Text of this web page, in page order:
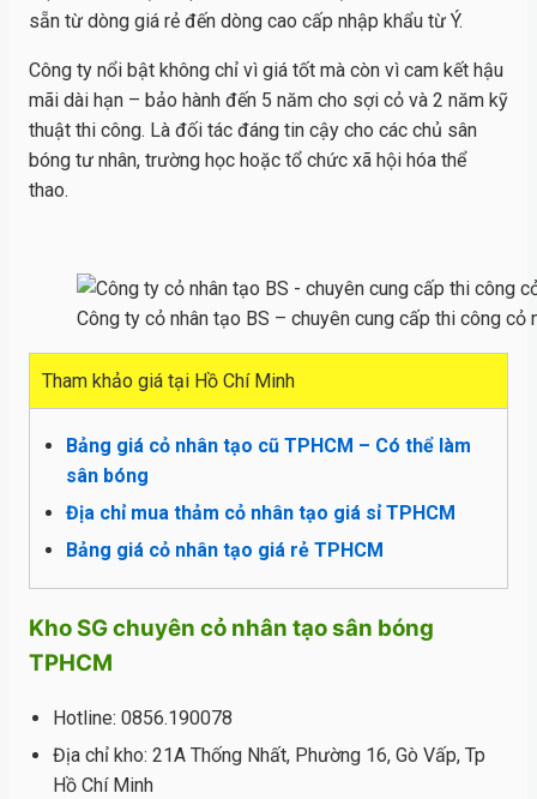
sẵn từ dòng giá rẻ đến dòng cao cấp nhập khẩu từ Ý.
Công ty nổi bật không chỉ vì giá tốt mà còn vì cam kết hậu
mãi dài hạn – bảo hành đến 5 năm cho sợi cỏ và 2 năm kỹ
thuật thi công. Là đối tác đáng tin cậy cho các chủ sân
bóng tư nhân, trường học hoặc tổ chức xã hội hóa thể
thao.
Công ty cỏ nhân tạo BS – chuyên cung cấp thi công cỏ
Tham khảo giá tại Hồ Chí Minh
Bảng giá cỏ nhân tạo cũ TPHCM – Có thể làm
sân bóng
Địa chỉ mua thảm cỏ nhân tạo giá sỉ TPHCM
Bảng giá cỏ nhân tạo giá rẻ TPHCM
Kho SG chuyên cỏ nhân tạo sân bóng
TPHCM
Hotline: 0856.190078
Địa chỉ kho: 21A Thống Nhất, Phường 16, Gò Vấp, Tp
Hồ Chí Minh